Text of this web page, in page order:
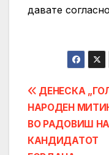
давате
Post
ДЕНЕСКА
НАРОДЕН
ВО РАДОВИШ НА
КАНДИДАТОТ